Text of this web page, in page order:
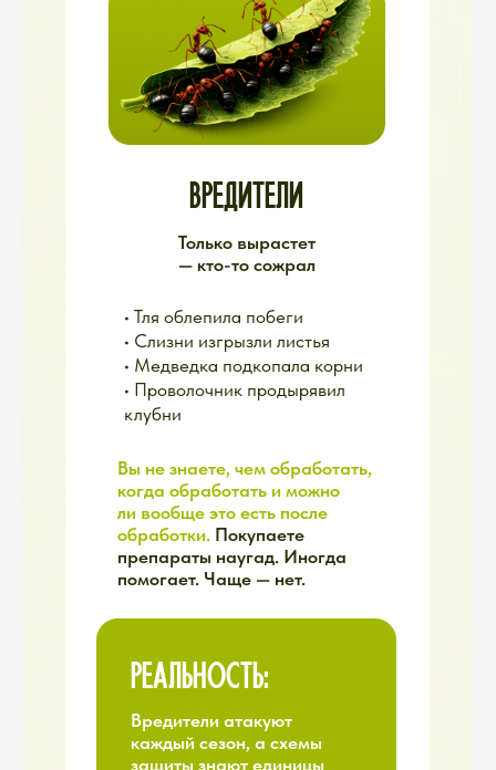
→ Полить
→ Прополоть
→ Подкормить
→ Обработать
→ Подвязать
→ Пасынковать
в субботу — а там:
Дача стала не отдыхом,
а второй работой.
За выходные не успеваете.
Делаете в авральном режиме.
Возвращаетесь домой не
отдохнувшей, а измотанной.
НЕХВАТКА ВРЕМЕНИ
РЕАЛЬНОСТЬ: